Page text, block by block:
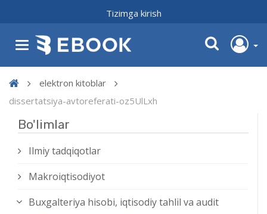
Tizimga kirish
elektron kitoblar
dissertatsiya-avtoreferati-oz5UlLxh
Bo'limlar
Ilmiy tadqiqotlar
Makroiqtisodiyot
Buxgalteriya hisobi, iqtisodiy tahlil va audit